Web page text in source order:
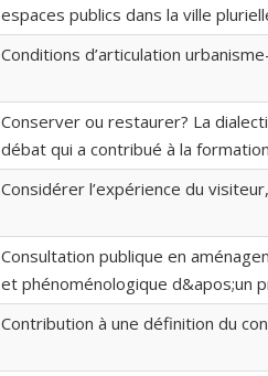
espaces publics dans la ville
Conditions d’articulation
Conserver ou restaurer? La
débat qui a contribué à la
Considérer l’expérience du
Consultation publique en
et phénoménologique d&apos;un
Contribution à une définition du